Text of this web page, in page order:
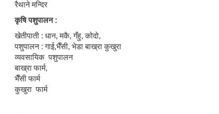
रैथाने मन्दिर
कृषि पशुपालन :
खेतीपाती : धान, मकै, गँहु, कोदो,
पशुपालन : गाई,भैँसी, भेडा बाख्रा कुखुरा
व्यवसायिक पशुपालन
बाख्रा फार्म,
भैँसी फार्म
कुखुरा फार्म